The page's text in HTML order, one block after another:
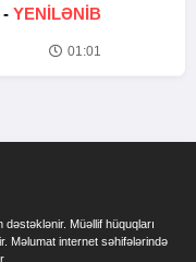
- YENİLƏNİB
01:01
Müəllif hüquqları
Məlumat internet səhifələrində